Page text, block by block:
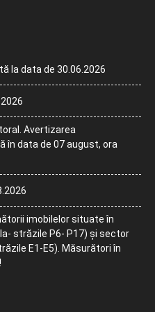
la data de 30.06.2026
Avertizarea
în data de 07 august, ora
imobilelor situate în
străzile P6- P17) și sector
E1-E5). Măsurători în